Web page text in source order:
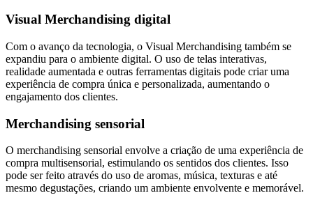
Visual Merchandising digital
Com o avanço da tecnologia, o Visual Merchandising também se
expandiu para o ambiente digital. O uso de telas interativas,
realidade aumentada e outras ferramentas digitais pode criar uma
experiência de compra única e personalizada, aumentando o
engajamento dos clientes.
Merchandising sensorial
O merchandising sensorial envolve a criação de uma experiência de
compra multisensorial, estimulando os sentidos dos clientes. Isso
pode ser feito através do uso de aromas, música, texturas e até
mesmo degustações, criando um ambiente envolvente e memorável.